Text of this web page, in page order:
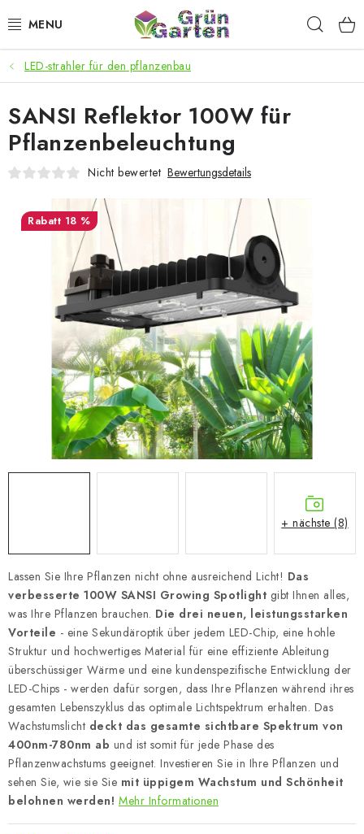
Inhalt
ANGEBOTE
LED PFLANZENLAMPEN
ANBAUBEDARF FÜR DEN HEIMANBAU
AQUARISTIK
MICROGREENS
SMARTER GARTEN
Geschäftsbewertung Kaufberatung AGB
Blog
Datenschutzerklärung Impressum
LED-strahler für den pflanzenbau
Lassen Sie Ihre Pflanzen nicht ohne ausreichend Licht! Das
verbesserte 100W SANSI Growing Spotlight gibt Ihnen alles,
was Ihre Pflanzen brauchen. Die drei neuen, leistungsstarken
Vorteile - eine Sekundäroptik über jedem LED-Chip, eine hohle
Struktur und hochwertiges Material für eine effiziente Ableitung
überschüssiger Wärme und eine kundenspezifische Entwicklung der
LED-Chips - werden dafür sorgen, dass Ihre Pflanzen während ihres
gesamten Lebenszyklus das optimale Lichtspektrum erhalten. Das
Wachstumslicht deckt das gesamte sichtbare Spektrum von
400nm-780nm ab und ist somit für jede Phase des
Pflanzenwachstums geeignet. Investieren Sie in Ihre Pflanzen und
sehen Sie, wie sie Sie mit üppigem Wachstum und Schönheit
belohnen werden! Mehr Informationen
SANSI Reflektor 100W für
Pflanzenbeleuchtung
Nicht bewertet Bewertungsdetails
18 %
+ nächste (8)